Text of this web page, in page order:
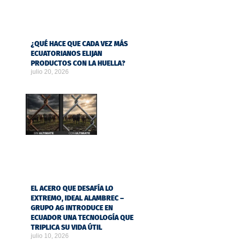
¿QUÉ HACE QUE CADA VEZ MÁS
ECUATORIANOS ELIJAN
PRODUCTOS CON LA HUELLA?
julio 20, 2026
EL ACERO QUE DESAFÍA LO
EXTREMO, IDEAL ALAMBREC –
GRUPO AG INTRODUCE EN
ECUADOR UNA TECNOLOGÍA QUE
TRIPLICA SU VIDA ÚTIL
julio 10, 2026